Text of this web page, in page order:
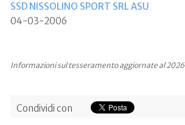
SSD NISSOLINO SPORT SRL ASU
04-03-2006
Informazioni sul tesseramento aggiornate al 2026
Condividi con